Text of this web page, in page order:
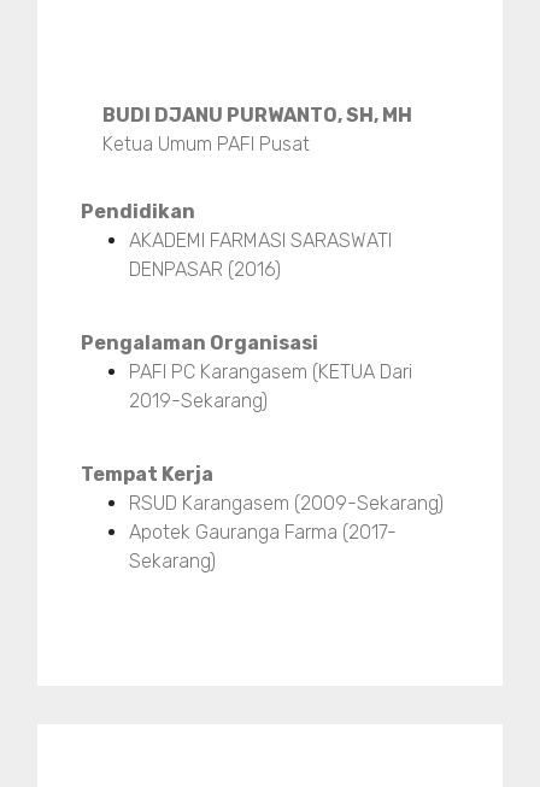
BUDI DJANU PURWANTO, SH, MH
Ketua Umum PAFI Pusat
Pendidikan
AKADEMI FARMASI SARASWATI
DENPASAR (2016)
Pengalaman Organisasi
PAFI PC Karangasem (KETUA Dari
2019-Sekarang)
Tempat Kerja
RSUD Karangasem (2009-Sekarang)
Apotek Gauranga Farma (2017-
Sekarang)